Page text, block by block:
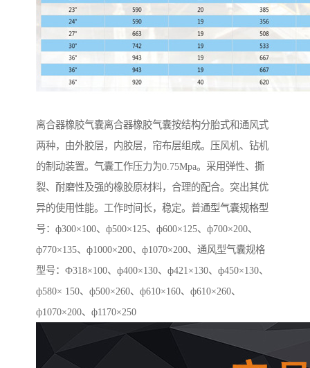
离合器橡胶气囊离合器橡胶气囊按结构分胎式和通风式
两种，由外胶层，内胶层，帘布层组成。压风机、钻机
的制动装置。气囊工作压力为0.75Mpa。采用弹性、撕
裂、耐磨性及强的橡胶原材料，合理的配合。突出其优
异的使用性能。工作时间长，稳定。普通型气囊规格型
号：ф300×100、ф500×125、ф600×125、ф700×200、
ф770×135、ф1000×200、ф1070×200、通风型气囊规格
型号：Ф318×100、ф400×130、ф421×130、ф450×130、
ф580× 150、ф500×260、ф610×160、ф610×260、
ф1070×200、ф1170×250